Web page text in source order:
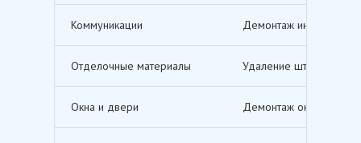
Коммуникации Демонтаж инженерных
Отделочные материалы Удаление штукатурки,
Окна и двери Демонтаж оконных и